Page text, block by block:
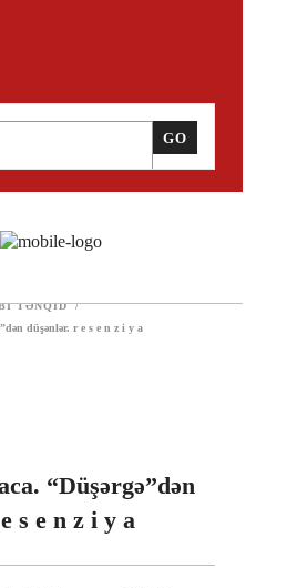
TƏNQİD /
düşənlər. r e s e n z i y a
“Düşərgə”dən
s e n z i y a